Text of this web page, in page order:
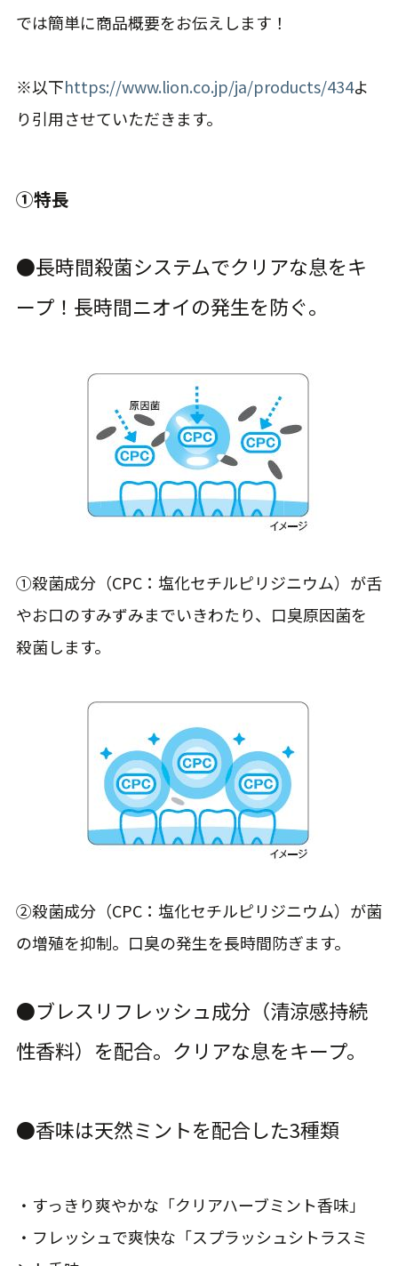
では簡単に商品概要をお伝えします！
※以下https://www.lion.co.jp/ja/products/434よ
り引用させていただきます。
①特長
●長時間殺菌システムでクリアな息をキ
ープ！長時間ニオイの発生を防ぐ。
①殺菌成分（CPC：塩化セチルピリジニウム）が舌
やお口のすみずみまでいきわたり、口臭原因菌を
殺菌します。
②殺菌成分（CPC：塩化セチルピリジニウム）が菌
の増殖を抑制。口臭の発生を長時間防ぎます。
●ブレスリフレッシュ成分（清涼感持続
性香料）を配合。クリアな息をキープ。
●香味は天然ミントを配合した3種類
・すっきり爽やかな「クリアハーブミント香味」
・フレッシュで爽快な「スプラッシュシトラスミ